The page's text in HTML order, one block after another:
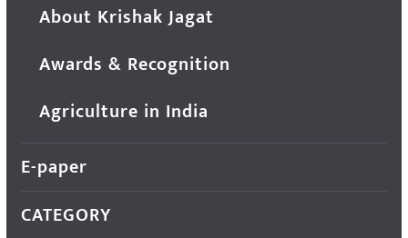
About Krishak Jagat
Awards & Recognition
Agriculture in India
E-paper
CATEGORY